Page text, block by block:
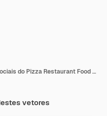
Modelo de capa das mídias sociais do Pizza Restaurant Food Menu
vetores